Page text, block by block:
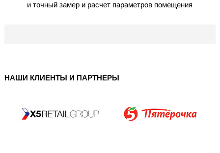
и точный замер и расчет параметров помещения
НАШИ КЛИЕНТЫ И ПАРТНЕРЫ